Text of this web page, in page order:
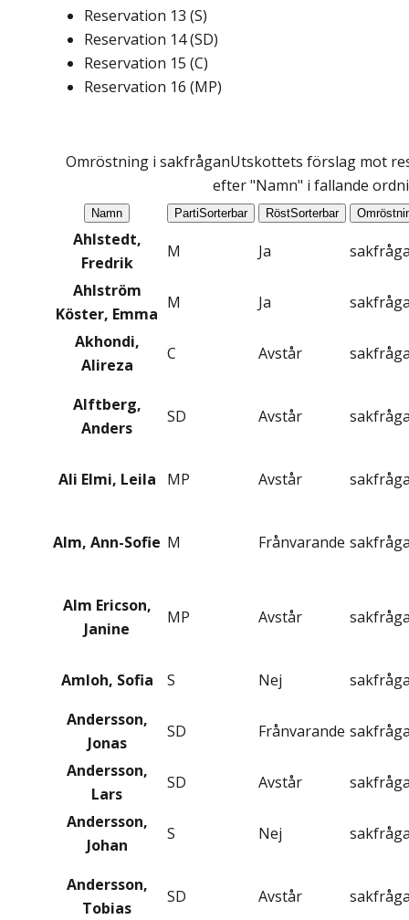
Reservation 13 (S)
Reservation 14(SD)
Reservation 15 (C)
Reservation 16 (MP)
Omröstning i sakfråganUtskottets förslag mot
efter "Namn" i fallande
Namn PartiSorterbar RöstSorterbar
Ahlstedt,
Fredrik
M Ja
Ahlström
Köster, Emma
M Ja
Akhondi,
Alireza
C Avstår
Alftberg,
Anders
SD Avstår
Ali Elmi, Leila MP Avstår
Alm, Ann-Sofie M Frånvarande
Alm Ericson,
Janine
MP Avstår
Amloh, Sofia S Nej
Andersson,
Jonas
SD Frånvarande
Andersson,
Lars
SD Avstår
Andersson,
Johan
S Nej
Andersson,
Tobias
SD Avstår